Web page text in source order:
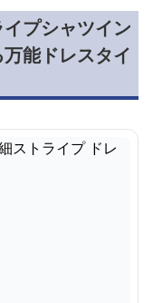
プシャツイン
能ドレスタイ